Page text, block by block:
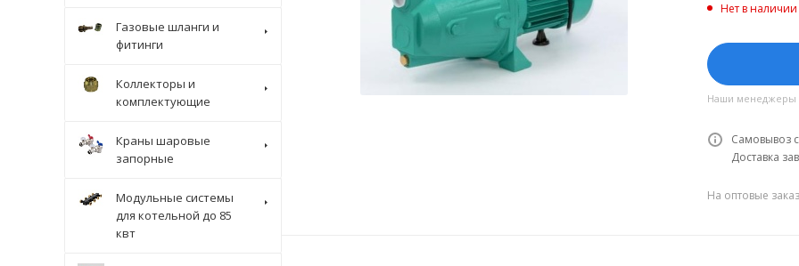
Нет в наличии
Наши менеджеры
Самовывоз
Доставка
На оптовые
Газовые шланги и
фитинги
Коллекторы и
комплектующие
Краны шаровые
запорные
Модульные системы
для котельной до 85
квт